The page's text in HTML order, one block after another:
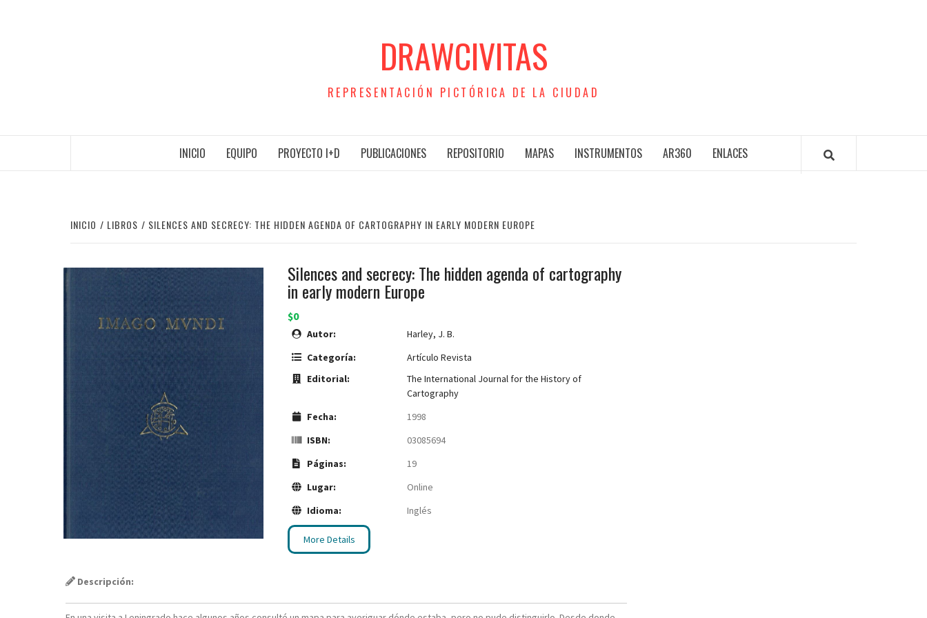
DRAWCIVITAS
REPRESENTACIÓN PICTÓRICA DE LA CIUDAD
INICIO EQUIPO PROYECTO I+D PUBLICACIONES REPOSITORIO MAPAS INSTRUMENTOS AR360 ENLACES
INICIO LIBROS SILENCES AND SECRECY: THE HIDDEN AGENDA OF CARTOGRAPHY IN EARLY MODERN EUROPE
Silences and secrecy: The hidden agenda of cartography
in early modern Europe
$0
Autor:
Harley, J. B.
Categoría:
Artículo Revista
Editorial:
The International Journal for the History of
Cartography
Fecha:
1998
ISBN:
03085694
Páginas:
19
Lugar:
Online
Idioma:
Inglés
More Details
Descripción: